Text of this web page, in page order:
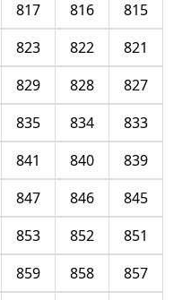
815
816
817
821
822
823
827
828
829
833
834
835
839
840
841
845
846
847
851
852
853
857
858
859